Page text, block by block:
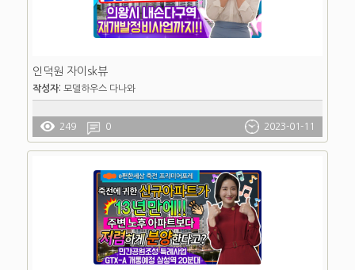
인덕원 자이sk뷰
작성자: 모델하우스 다나와
249 0 2023-01-11